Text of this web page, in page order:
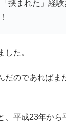
挟まれた」経験
した。
だのであればま
、平成23年から